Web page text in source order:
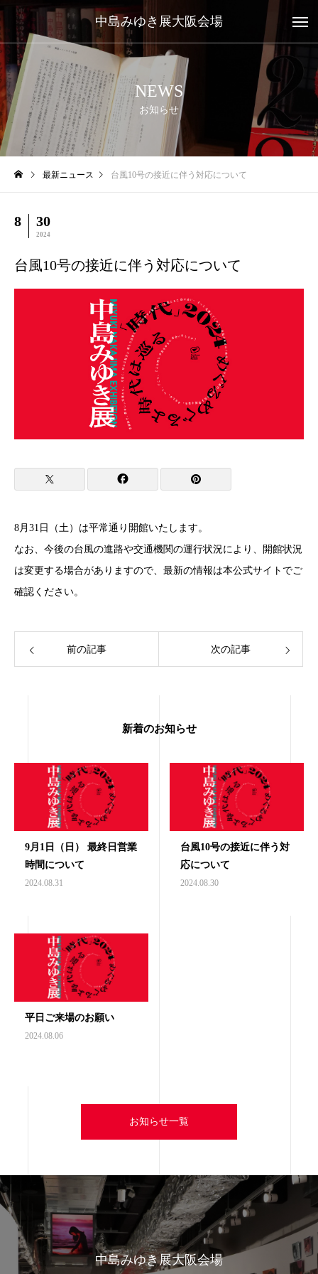
中島みゆき展大阪会場
NEWS
お知らせ
最新ニュース 台風10号の接近に伴う対応について
8 30
2024
台風10号の接近に伴う対応について
8月31日（土）は平常通り開館いたします。
なお、今後の台風の進路や交通機関の運行状況により、開館状況
は変更する場合がありますので、最新の情報は本公式サイトでご
確認ください。
前の記事 次の記事
新着のお知らせ
9月1日（日） 最終日営業
時間について
2024.08.31
台風10号の接近に伴う対
応について
2024.08.30
平日ご来場のお願い
2024.08.06
お知らせ一覧
中島みゆき展大阪会場